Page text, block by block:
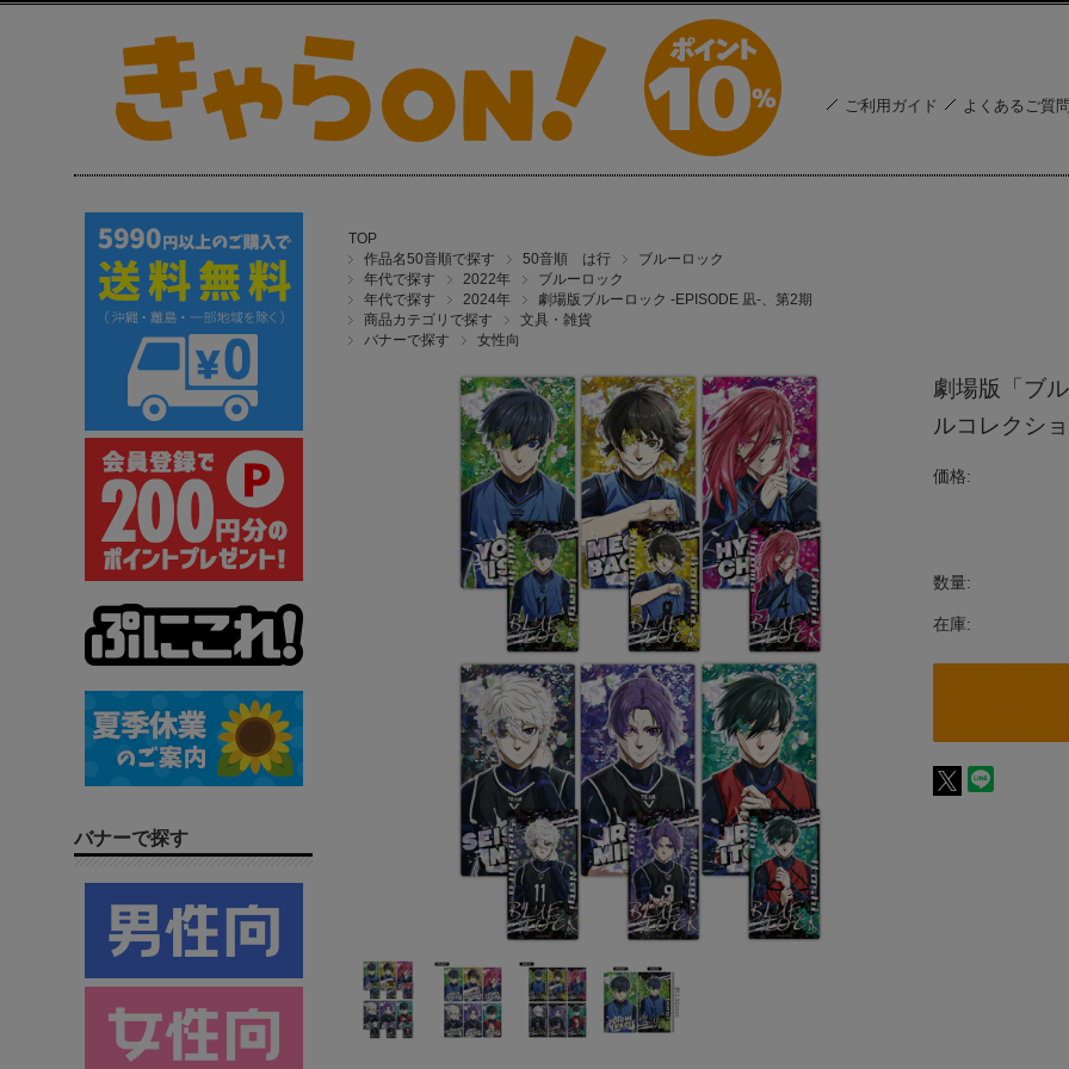
ご利用ガイド よくあるご質
TOP
作品名50音順で探す
50音順 は行
ブルーロック
年代で探す
2022年
ブルーロック
年代で探す
2024年
劇場版ブルーロック -EPISODE 凪-、第2期
商品カテゴリで探す
文具・雑貨
バナーで探す
女性向
劇場版「ブ
ルコレクシ
価格:
数量:
在庫:
バナーで探す